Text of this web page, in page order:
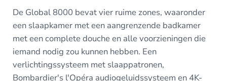
De Global 8000 bevat vier ruime zones, waaronder
een slaapkamer met een aangrenzende badkamer
met een complete douche en alle voorzieningen die
iemand nodig zou kunnen hebben. Een
verlichtingssysteem met slaappatronen,
Bombardier's l'Opéra audiogeluidssysteem en 4K-